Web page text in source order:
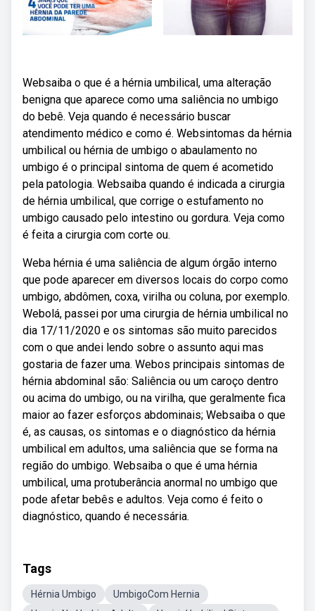
Websaiba o que é a hérnia umbilical, uma alteração
benigna que aparece como uma saliência no umbigo
do bebê. Veja quando é necessário buscar
atendimento médico e como é. Websintomas da hérnia
umbilical ou hérnia de umbigo o abaulamento no
umbigo é o principal sintoma de quem é acometido
pela patologia. Websaiba quando é indicada a cirurgia
de hérnia umbilical, que corrige o estufamento no
umbigo causado pelo intestino ou gordura. Veja como
é feita a cirurgia com corte ou.
Weba hérnia é uma saliência de algum órgão interno
que pode aparecer em diversos locais do corpo como
umbigo, abdômen, coxa, virilha ou coluna, por exemplo.
Webolá, passei por uma cirurgia de hérnia umbilical no
dia 17/11/2020 e os sintomas são muito parecidos
com o que andei lendo sobre o assunto aqui mas
gostaria de fazer uma. Webos principais sintomas de
hérnia abdominal são: Saliência ou um caroço dentro
ou acima do umbigo, ou na virilha, que geralmente fica
maior ao fazer esforços abdominais; Websaiba o que
é, as causas, os sintomas e o diagnóstico da hérnia
umbilical em adultos, uma saliência que se forma na
região do umbigo. Websaiba o que é uma hérnia
umbilical, uma protuberância anormal no umbigo que
pode afetar bebês e adultos. Veja como é feito o
diagnóstico, quando é necessária.
Tags
Hérnia Umbigo
UmbigoCom Hernia